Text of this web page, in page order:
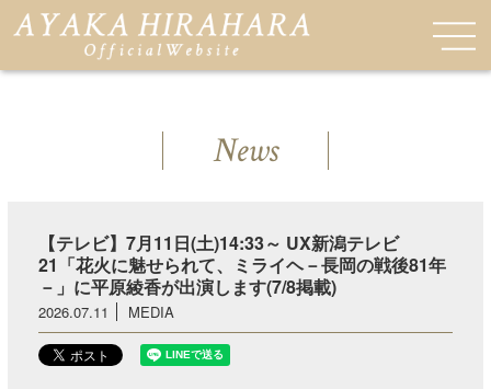
News
【テレビ】7月11日(土)14:33～ UX新潟テレビ
21「花火に魅せられて、ミライヘ－長岡の戦後81年
－」に平原綾香が出演します(7/8掲載)
2026.07.11 MEDIA